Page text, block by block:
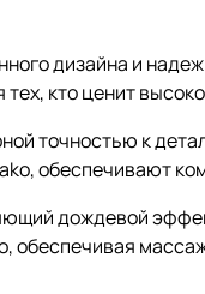
дизайна и
кто ценит
точностью к
обеспечивают
дождевой
обеспечивая